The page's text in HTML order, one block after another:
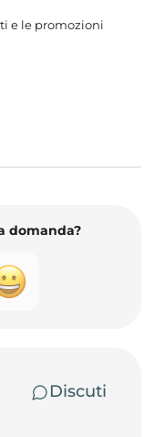
e le promozioni
domanda?
Discuti